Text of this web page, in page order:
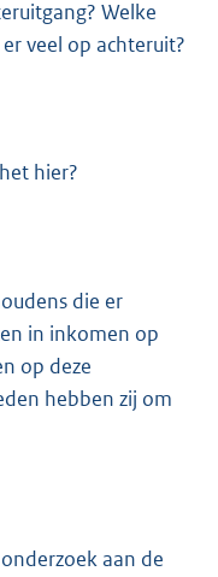
Welke
veel op achteruit?
hier?
die er
in inkomen op
op deze
hebben zij om
aan de